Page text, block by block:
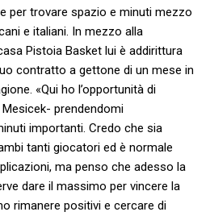
per trovare spazio e minuti mezzo
e italiani. In mezzo alla
Pistoia Basket lui è addirittura
contratto a gettone di un mese in
«Qui ho l’opportunità di
prendendomi
importanti. Credo che sia
tanti giocatori ed è normale
ma penso che adesso la
dare il massimo per vincere la
rimanere positivi e cercare di